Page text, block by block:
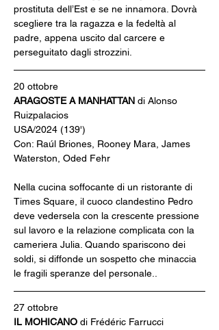
prostituta dell’Est e se ne innamora. Dovrà
scegliere tra la ragazza e la fedeltà al
padre, appena uscito dal carcere e
perseguitato dagli strozzini.
20 ottobre
ARAGOSTE A MANHATTAN di Alonso
Ruizpalacios
USA/2024 (139')
Con: Raúl Briones, Rooney Mara, James
Waterston, Oded Fehr
Nella cucina soffocante di un ristorante di
Times Square, il cuoco clandestino Pedro
deve vedersela con la crescente pressione
sul lavoro e la relazione complicata con la
cameriera Julia. Quando spariscono dei
soldi, si diffonde un sospetto che minaccia
le fragili speranze del personale..
27 ottobre
IL MOHICANO di Frédéric Farrucci